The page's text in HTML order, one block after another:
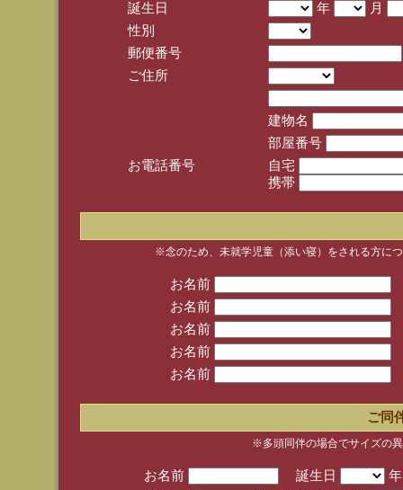
誕生日
年
月
性別
郵便番号
ご住所
建物名
部屋番号
お電話番号
自宅
携帯
※念のため、未就学児童（添い寝）をされる方に
お名前
お名前
お名前
お名前
お名前
ご同
※多頭同伴の場合でサイズの
お名前 誕生日